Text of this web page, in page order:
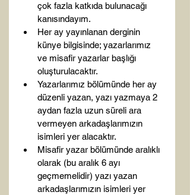
çok fazla katkıda bulunacağı
kanısındayım.
Her ay yayınlanan derginin
künye bilgisinde; yazarlarımız
ve misafir yazarlar başlığı
oluşturulacaktır.
Yazarlarımız bölümünde her ay
düzenli yazan, yazı yazmaya 2
aydan fazla uzun süreli ara
vermeyen arkadaşlarımızın
isimleri yer alacaktır.
Misafir yazar bölümünde aralıklı
olarak (bu aralık 6 ayı
geçmemelidir) yazı yazan
arkadaşlarımızın isimleri yer